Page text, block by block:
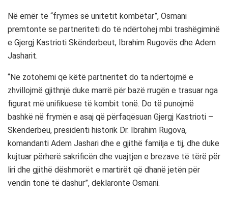
Në emër të “frymës së unitetit kombëtar”, Osmani
premtonte se partneriteti do të ndërtohej mbi trashëgiminë
e Gjergj Kastrioti Skënderbeut, Ibrahim Rugovës dhe Adem
Jasharit.
“Ne zotohemi që këtë partneritet do ta ndërtojmë e
zhvillojmë gjithnjë duke marrë për bazë rrugën e trasuar nga
figurat më unifikuese të kombit tonë. Do të punojmë
bashkë në frymën e asaj që përfaqësuan Gjergj Kastrioti –
Skënderbeu, presidenti historik Dr. Ibrahim Rugova,
komandanti Adem Jashari dhe e gjithë familja e tij, dhe duke
kujtuar përherë sakrificën dhe vuajtjen e brezave të tërë për
liri dhe gjithë dëshmorët e martirët që dhanë jetën për
vendin tonë të dashur”, deklaronte Osmani.